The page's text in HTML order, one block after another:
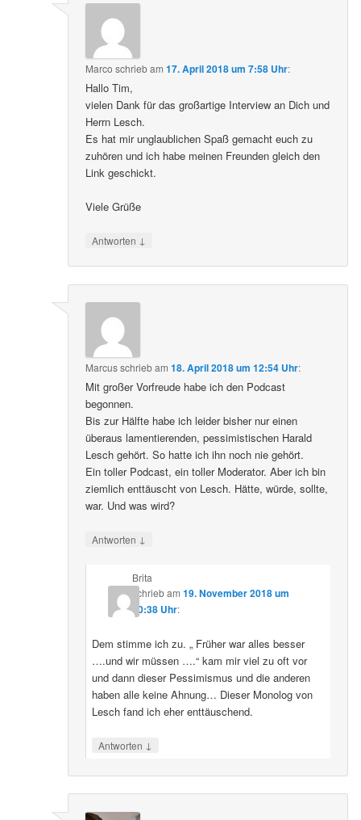
Marco schriebam17. April 2018 um 7:58 Uhr:
Hallo Tim,
vielen Dank für das großartige Interview an Dich und
Herrn Lesch.
Es hat mir unglaublichen Spaß gemacht euch zu
zuhören und ich habe meinen Freunden gleich den
Link geschickt.
Viele Grüße
Antworten ↓
Marcusschriebam18. April 2018 um 12:54 Uhr:
Mit großer Vorfreude habe ich den Podcast
begonnen.
Bis zur Hälfte habe ich leider bisher nur einen
überaus lamentierenden, pessimistischen Harald
Lesch gehört. So hatte ich ihn noch nie gehört.
Ein toller Podcast, ein toller Moderator. Aber ich bin
ziemlich enttäuscht von Lesch. Hätte, würde, sollte,
war. Und was wird?
Antworten ↓
Brita
schriebam 19. November 2018 um
20:38 Uhr:
Dem stimme ich zu. „ Früher war alles besser
….und wir müssen ….“ kam mir viel zu oft vor
und dann dieser Pessimismus und die anderen
haben alle keine Ahnung… Dieser Monolog von
Lesch fand ich eher enttäuschend.
Antworten ↓